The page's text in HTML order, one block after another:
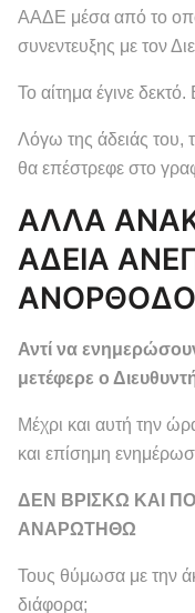
ΑΑΔΕ μέσα από το
συνεντευξης με τον
Το αίτημα έγινε
Λόγω της άδειάς του,
θα επέστρεφε στο
ΑΛΛΑ
ΑΔΕΙΑ
Αντί να
μετέφερε ο
Μέχρι και αυτή την
και επίσημη
ΔΕΝ ΒΡΙΣΚΩ ΚΑΙ
ΑΝΑΡΩΤΗΘΩ
Τους θύμωσα με την
διάφορα;